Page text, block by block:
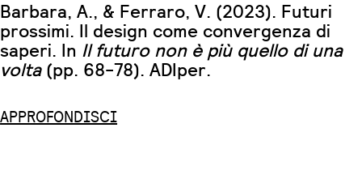
Barbara, A., & Ferraro, V. (2023). Futuri
prossimi. Il design come convergenza di
saperi. In Il futuro non è più quello di una
volta(pp. 68-78). ADIper.
APPROFONDISCI